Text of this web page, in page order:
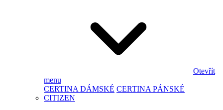
Otevřít
menu
CERTINA DÁMSKÉ CERTINA PÁNSKÉ
CITIZEN